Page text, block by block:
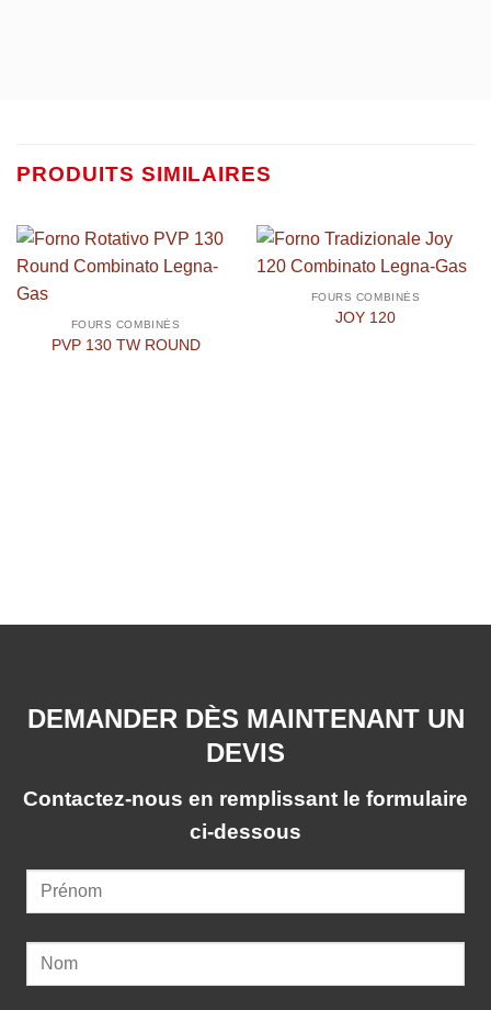
PRODUITS SIMILAIRES
FOURS COMBINÉS
PVP 130 TW ROUND
FOURS COMBINÉS
JOY 120
DEMANDER DÈS MAINTENANT UN
DEVIS
Contactez-nous en remplissant le formulaire
ci-dessous